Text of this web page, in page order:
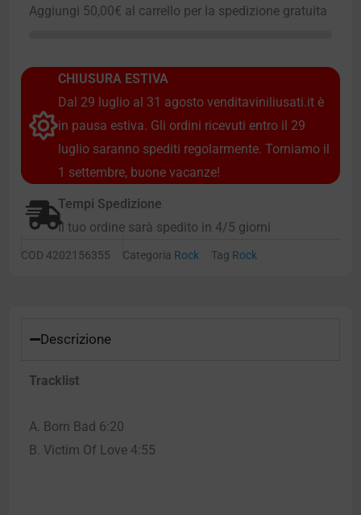
Aggiungi 50,00€ al carrello per la spedizione gratuita
CHIUSURA ESTIVA
Dal 29 luglio al 31 agosto venditaviniliusati.it è
in pausa estiva. Gli ordini ricevuti entro il 29
luglio saranno spediti regolarmente. Torniamo il
1 settembre, buone vacanze!
Tempi Spedizione
Il tuo ordine sarà spedito in 4/5 giorni
COD 4202156355 Categoria Rock Tag Rock
Descrizione
Tracklist
A. Born Bad 6:20
B. Victim Of Love 4:55